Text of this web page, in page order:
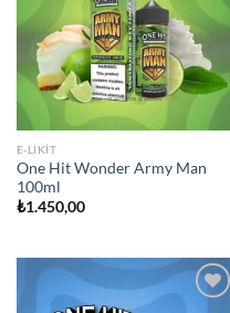
E-LIKIT
One Hit Wonder Army Man
100ml
₺1.450,00